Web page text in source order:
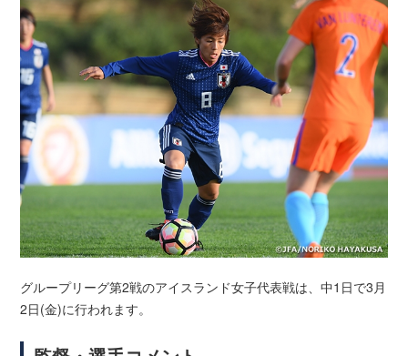
グループリーグ第2戦のアイスランド女子代表戦は、中1日で3月
2日(金)に行われます。